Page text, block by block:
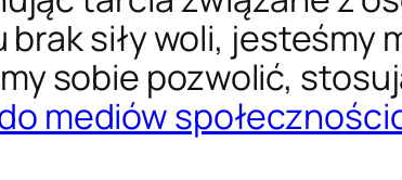
siły woli, jesteśmy
sobie pozwolić,
mediów